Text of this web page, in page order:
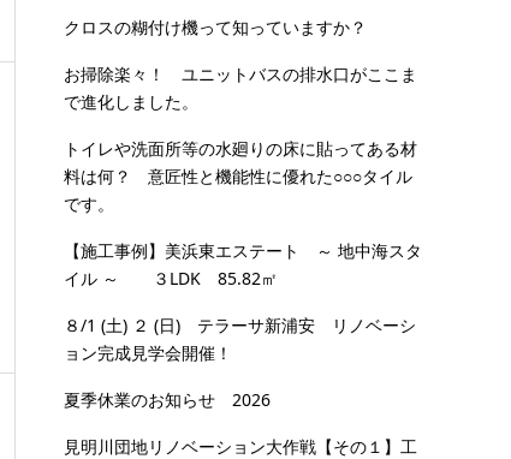
クロスの糊付け機って知っていますか？
お掃除楽々！ ユニットバスの排水口がここま
で進化しました。
トイレや洗面所等の水廻りの床に貼ってある材
料は何？ 意匠性と機能性に優れた○○○タイル
です。
【施工事例】美浜東エステート ～ 地中海スタ
イル ～ ３LDK 85.82㎡
８/1 (土) ２ (日) テラーサ新浦安 リノベーシ
ョン完成見学会開催！
夏季休業のお知らせ 2026
見明川団地リノベーション大作戦【その１】工